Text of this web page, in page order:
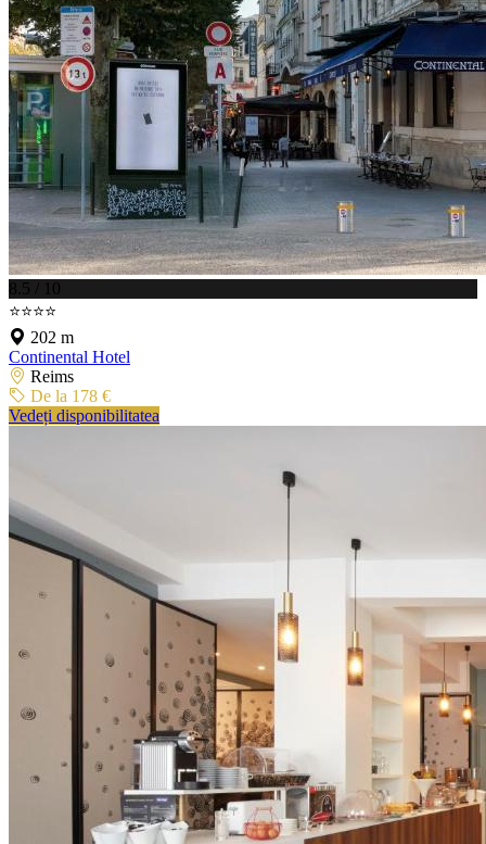
8.5 / 10
⭐⭐⭐⭐
202 m
Continental Hotel
Reims
De la 178 €
Vedeți disponibilitatea